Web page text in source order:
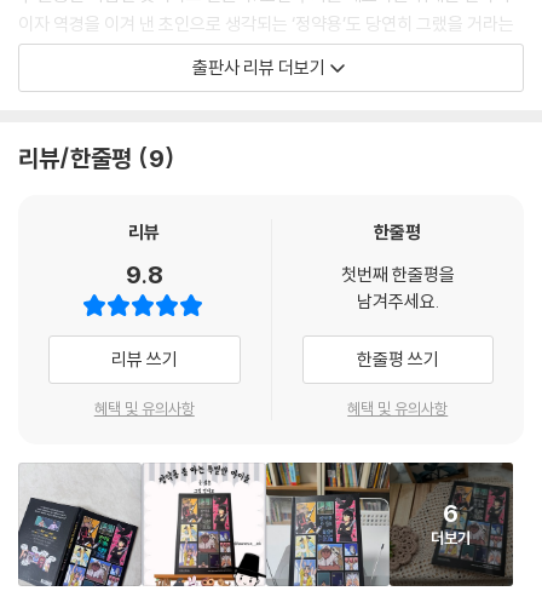
이자 역경을 이겨 낸 초인으로 생각되는 ‘정약용’도 당연히 그랬을 거라는
생각이 들지만, 과연 그랬을까?
오랫동안 조선 후기 인물들의 삶과 사상을 연구하며 소설을 써 온 설흔 작
교를 믿은 일을 변명으로 일관하다 정적의 공격으로 승지에서 찰방으로 좌
하지만 작가는 정약용의 실수에만 집착하지 않는다. 글 곳곳에서 자신의
는 용기까지 함께 살펴볼 수 있도록 했다. 독자들은 실수를 연발하며 나락
으로 빠지는 정약용, ‘나는 나 자신을 허투루 간직했다가 잃어버린 사람이
구나.’ 하고 탄식을 내뱉으며 자신을 다잡던 다양한 면모를 가진 인간 정약
용을 만나게 될 것이다.
소설은 정약용의 흉상이 서 있는 남양주에 있는 한 학교에 근무하는 국어
선생이 정약용의 실수와 관련해 특별반 아이들이 쓴 보고서를 들고 작가를
찾아오는 것으로 시작된다. 실수를 저지른 특별반 아이들과 선생은 교장에
게 용서받기 위해 방학 동안 별관 301호에 모여서 정약용의 실수에 관련된
출판사 리뷰 더보기
리뷰/한줄평 9
리뷰
9.8
리뷰 쓰기
혜택 및 유의사항
한줄평
첫번째 한줄평을
남겨주세요.
한줄평 쓰기
혜택 및 유의사항
6
더보기